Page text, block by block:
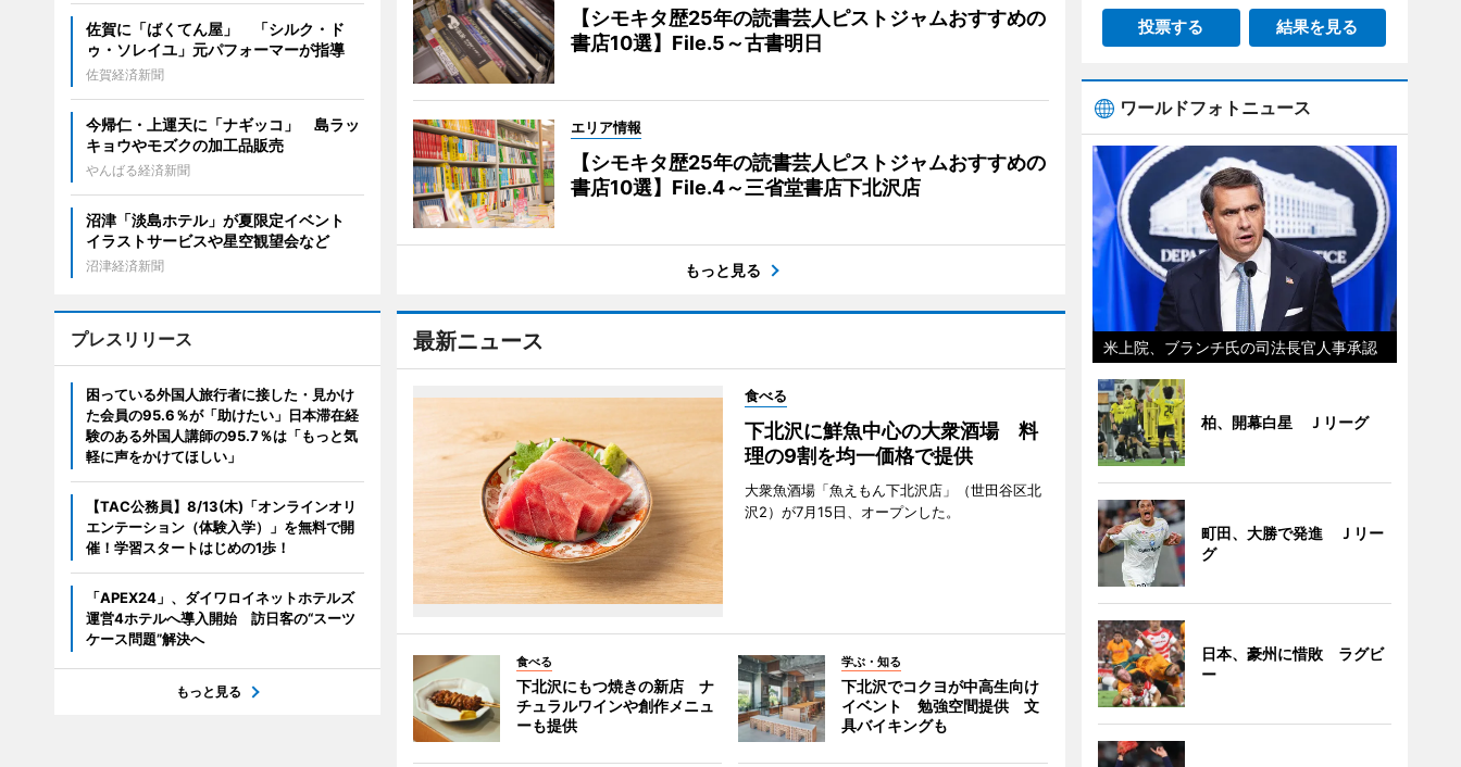
【シモキタ歴25年の読書芸人ピストジャムおすすめの
書店10選】File.5～古書明日
エリア情報
【シモキタ歴25年の読書芸人ピストジャムおすすめの
書店10選】File.4～三省堂書店下北沢店
もっと見る
最新ニュース
食べる
下北沢に鮮魚中心の大衆酒場 料
理の9割を均一価格で提供
大衆魚酒場「魚えもん下北沢店」（世田谷区北
沢2）が7月15日、オープンした。
食べる
下北沢にもつ焼きの新店 ナ
チュラルワインや創作メニュ
ーも提供
学ぶ・知る
下北沢でコクヨが中高生向け
イベント 勉強空間提供 文
具バイキングも
佐賀に「ばくてん屋」 「シルク・ド
ゥ・ソレイユ」元パフォーマーが指導
佐賀経済新聞
今帰仁・上運天に「ナギッコ」 島ラッ
キョウやモズクの加工品販売
やんばる経済新聞
沼津「淡島ホテル」が夏限定イベント
イラストサービスや星空観望会など
沼津経済新聞
プレスリリース
困っている外国人旅行者に接した・見かけ
た会員の95.6％が「助けたい」日本滞在経
験のある外国人講師の95.7％は「もっと気
軽に声をかけてほしい」
【TAC公務員】8/13(木)「オンラインオリ
エンテーション（体験入学）」を無料で開
催！学習スタートはじめの1歩！
「APEX24」、ダイワロイネットホテルズ
運営4ホテルへ導入開始 訪日客の“スーツ
ケース問題”解決へ
もっと見る
投票する 結果を見る
ワールドフォトニュース
米上院、ブランチ氏の司法長官人事承認
柏、開幕白星 Ｊリーグ
町田、大勝で発進 Ｊリー
グ
日本、豪州に惜敗 ラグビ
ー